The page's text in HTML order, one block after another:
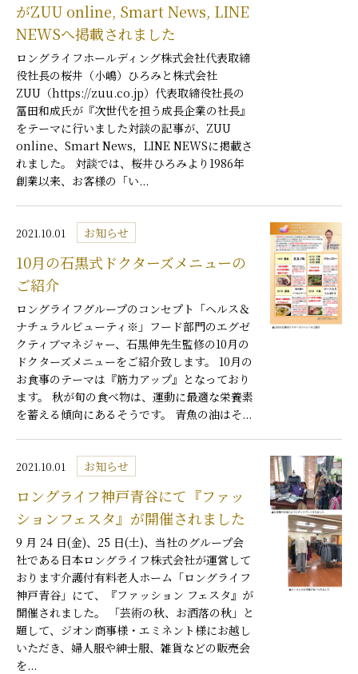
がZUU online, Smart News, LINE
NEWSへ掲載されました
ロングライフホールディング株式会社代表取締
役社長の桜井（小嶋）ひろみと株式会社
ZUU（https://zuu.co.jp）代表取締役社長の
冨田和成氏が『次世代を担う成長企業の社長』
をテーマに行いました対談の記事が、ZUU
online、Smart News，LINE NEWSに掲載さ
れました。 対談では、桜井ひろみより1986年
創業以来、お客様の「い...
2021.10.01 お知らせ
10月の石黒式ドクターズメニューの
ご紹介
ロングライフグループのコンセプト「ヘルス＆
ナチュラルビューティ※」フード部門のエグゼ
クティブマネジャー、石黒伸先生監修の10月の
ドクターズメニューをご紹介致します。 10月の
お食事のテーマは『筋力アップ』となっており
ます。 秋が旬の食べ物は、運動に最適な栄養素
を蓄える傾向にあるそうです。 青魚の油はそ...
2021.10.01 お知らせ
ロングライフ神戸青谷にて『ファッ
ションフェスタ』が開催されました
9 月 24 日(金)、25 日(土)、当社のグループ会
社である日本ロングライフ株式会社が運営して
おります介護付有料老人ホーム「ロングライフ
神戸青谷」にて、『ファッション フェスタ』が
開催されました。 「芸術の秋、お洒落の秋」と
題して、ジオン商事様・エミネント様にお越し
いただき、婦人服や紳士服、雑貨などの販売会
を...